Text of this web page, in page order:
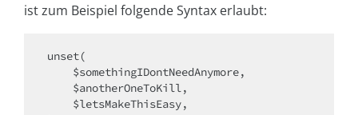
ist zum Beispiel folgende Syntax erlaubt:
unset(